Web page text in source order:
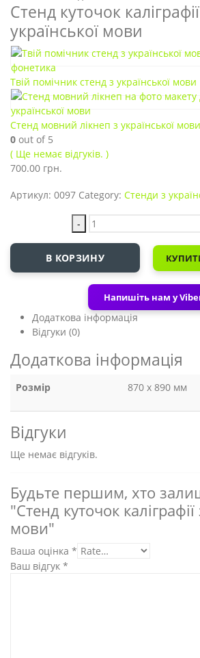
Стенд куточок
української мови
Твій помічник стенд з української мови
Стенд мовний лікнеп з української мови
0 out of 5
( Ще немає відгуків. )
700.00 грн.
Артикул: 0097 Category: Стенди з
-
В КОРЗИНУ
Напишіть нам у
Додаткова інформація
Відгуки (0)
Додаткова інформація
Розмір 870 х 890 мм
Відгуки
Ще немає відгуків.
Будьте першим, хто
"Стенд куточок каліграфії
мови"
Ваша оцінка *
Ваш відгук *